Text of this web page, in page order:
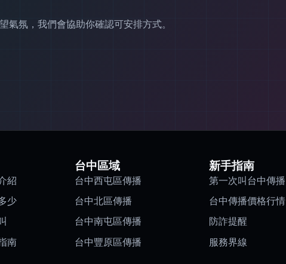
氛，我們會協助你確認可安排方式。
紹
少
南
台中區域
台中西屯區傳播
台中北區傳播
台中南屯區傳播
台中豐原區傳播
新手指南
第一次叫台中傳播
台中傳播價格行情
防詐提醒
服務界線